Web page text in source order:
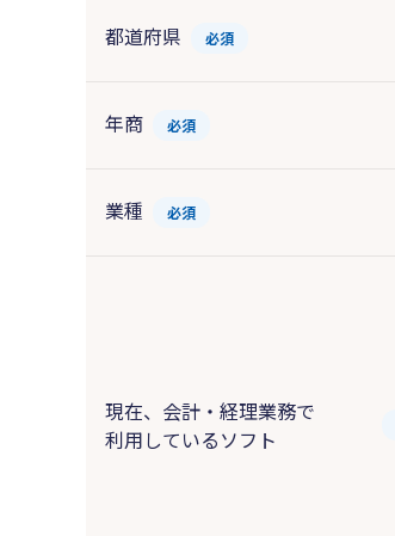
都道府県 必須
年商 必須
業種 必須
現在、会計・経理業務で
利用しているソフト